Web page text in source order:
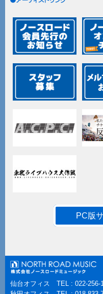
PC版
仙台オフィス TEL : 022-